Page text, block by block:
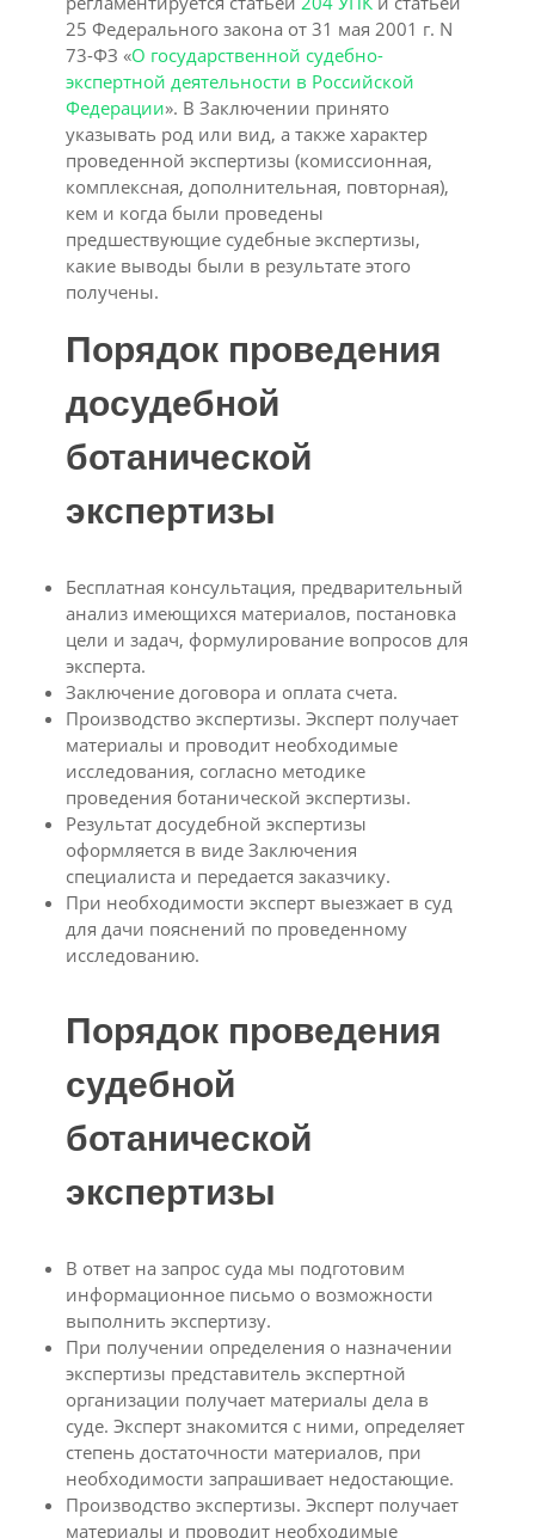
25 Федерального закона от 31 мая 2001 г. N
73-ФЗ «О государственной судебно-
экспертной деятельности в Российской
Федерации». В Заключении принято
указывать род или вид, а также характер
проведенной экспертизы (комиссионная,
комплексная, дополнительная, повторная),
кем и когда были проведены
предшествующие судебные экспертизы,
какие выводы были в результате этого
получены.
Порядок проведения
досудебной
ботанической
экспертизы
Бесплатная консультация, предварительный
анализ имеющихся материалов, постановка
цели и задач, формулирование вопросов для
эксперта.
Заключение договора и оплата счета.
Производство экспертизы. Эксперт получает
материалы и проводит необходимые
исследования, согласно методике
проведения ботанической экспертизы.
Результат досудебной экспертизы
оформляется в виде Заключения
специалиста и передается заказчику.
При необходимости эксперт выезжает в суд
для дачи пояснений по проведенному
исследованию.
Порядок проведения
судебной
ботанической
экспертизы
В ответ на запрос суда мы подготовим
информационное письмо о возможности
выполнить экспертизу.
При получении определения о назначении
экспертизы представитель экспертной
организации получает материалы дела в
суде. Эксперт знакомится с ними, определяет
степень достаточности материалов, при
необходимости запрашивает недостающие.
Производство экспертизы. Эксперт получает
материалы и проводит необходимые